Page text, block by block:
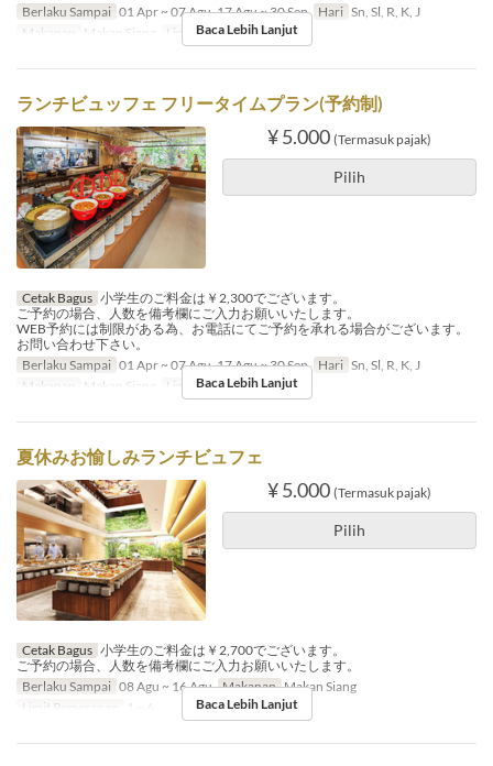
Berlaku Sampai 01 Apr ~ 07 Agu, 17 Agu ~ 30 Sep Hari Sn, Sl, R, K, J
Makanan
Makan Siang Limit Pemesanan 1 ~ 6
Baca Lebih Lanjut
ランチビュッフェ フリータイムプラン(予約制)
¥ 5.000 (Termasuk pajak)
Pilih
Cetak Bagus 小学生のご料金は￥2,300でございます。
ご予約の場合、人数を備考欄にご入力お願いいたします。
WEB予約には制限がある為、お電話にてご予約を承れる場合がございます。
お問い合わせ下さい。
Berlaku Sampai 01 Apr ~ 07 Agu, 17 Agu ~ 30 Sep Hari Sn, Sl, R, K, J
Makanan
Makan Siang Limit Pemesanan 1 ~ 6
Baca Lebih Lanjut
夏休みお愉しみランチビュフェ
¥ 5.000 (Termasuk pajak)
Pilih
Cetak Bagus 小学生のご料金は￥2,700でございます。
ご予約の場合、人数を備考欄にご入力お願いいたします。
Berlaku Sampai 08 Agu ~ 16 Agu Makanan Makan Siang
Limit Pemesanan
1 ~ 6 Baca Lebih Lanjut